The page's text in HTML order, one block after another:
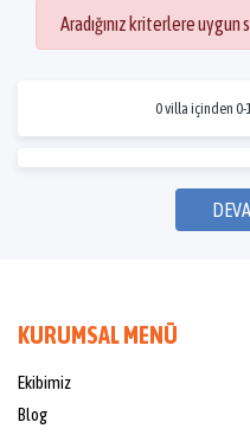
Aradığınız kriterlere uygun
0 villa içinden
KURUMSAL MENÜ
Ekibimiz
Blog